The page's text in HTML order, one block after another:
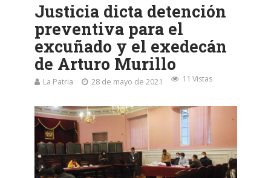
Justicia dicta detención
preventiva para el
excuñado y el exedecán
de Arturo Murillo
La Patria 28 de mayo de 2021 11 Vistas